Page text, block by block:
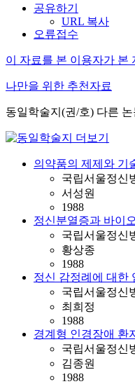
공유하기
URL 복사
오류접수
이 자료를 본 이용자가 본
나만을 위한 추천자료
동일학술지(권/호) 다른 논
의약품의 제제와 기
국립서울정신
서성원
1988
정신분열증과 바이
국립서울정신
황상종
1988
정신 감정례에 대한
국립서울정신
최희정
1988
경계형 인경장애 환
국립서울정신
김종원
1988